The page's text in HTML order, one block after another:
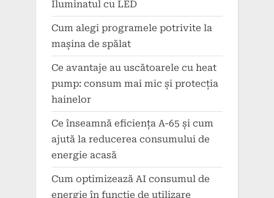
Iluminatul cu LED
Cum alegi programele potrivite la
mașina de spălat
Ce avantaje au uscătoarele cu heat
pump: consum mai mic și protecția
hainelor
Ce înseamnă eficiența A-65 și cum
ajută la reducerea consumului de
energie acasă
Cum optimizează AI consumul de
energie în funcție de utilizare